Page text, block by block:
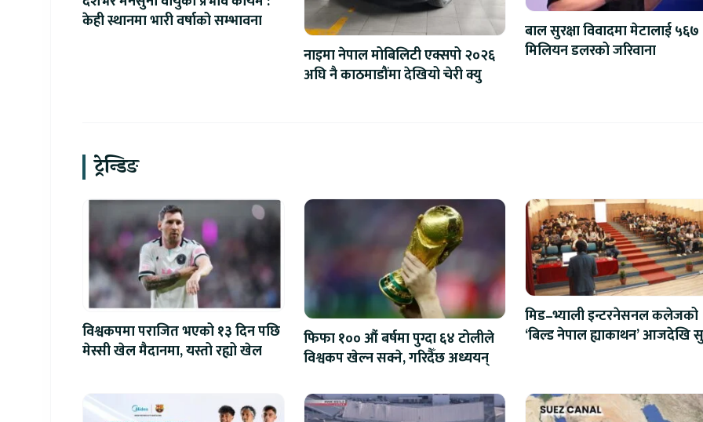
केही स्थानमा भारी वर्षाको सम्भावना
नाइमा नेपाल मोबिलिटी एक्सपो २०२६
अघि नै काठमाडौंमा देखियो चेरी क्यु
बाल सुरक्षा विवादमा मेटालाई ५६७
मिलियन डलरको जरिवाना
ट्रेन्डिङ
विश्वकपमा पराजित भएको १३ दिन पछि
मेस्सी खेल मैदानमा, यस्तो रह्यो खेल
फिफा १०० औं बर्षमा पुग्दा ६४ टोलीले
विश्वकप खेल्न सक्ने, गरिदैँछ अध्ययन्
मिड–भ्याली इन्टरनेसनल कलेजको
‘बिल्ड नेपाल ह्याकाथन’ आजदेखि